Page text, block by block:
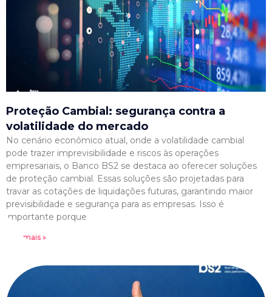
Proteção Cambial: segurança contra a
volatilidade do mercado
No cenário econômico atual, onde a volatilidade cambial
pode trazer imprevisibilidade e riscos às operações
empresariais, o Banco BS2 se destaca ao oferecer soluções
de proteção cambial. Essas soluções são projetadas para
travar as cotações de liquidações futuras, garantindo maior
previsibilidade e segurança para as empresas. Isso é
importante porque
Leia mais »